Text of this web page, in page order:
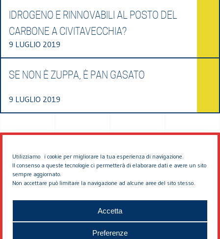
Utilizziamo i cookie per migliorare la tua esperienza di navigazione.
Il consenso a queste tecnologie ci permetterà di elaborare dati e avere un sito
sempre aggiornato.
Non accettare può limitare la navigazione ad alcune aree del sito stesso.
Accetta
Preferenze
IDROGENO E RINNOVABILI AL POSTO DEL
CARBONE A CIVITAVECCHIA?
9 LUGLIO 2019
SE NON È ZUPPA, È PAN GASATO
9 LUGLIO 2019
© 2026 EDDYBURG